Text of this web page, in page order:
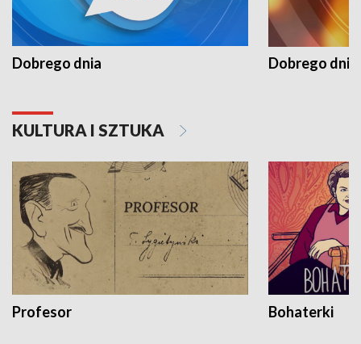
Dobrego dnia Dobrego dnia
KULTURA I SZTUKA
Profesor Bohaterki